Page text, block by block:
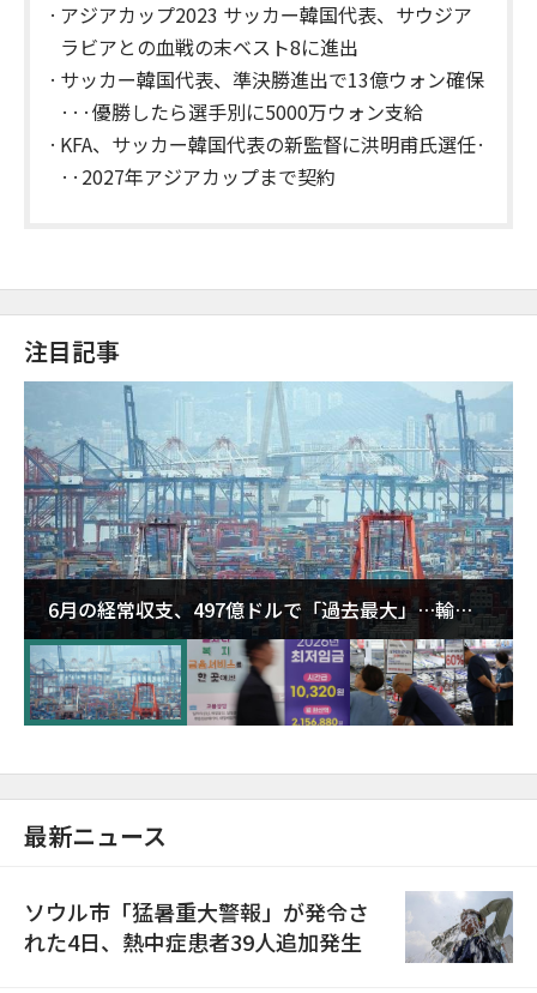
アジアカップ2023 サッカー韓国代表、サウジア
ラビアとの血戦の末ベスト8に進出
サッカー韓国代表、準決勝進出で13億ウォン確保
···優勝したら選手別に5000万ウォン支給
KFA、サッカー韓国代表の新監督に洪明甫氏選任·
··2027年アジアカップまで契約
注目記事
6月の経常収支、497億ドルで「過去最大」…輸出
が初の1000億ドル突破
最新ニュース
ソウル市「猛暑重大警報」が発令さ
れた4日、熱中症患者39人追加発生